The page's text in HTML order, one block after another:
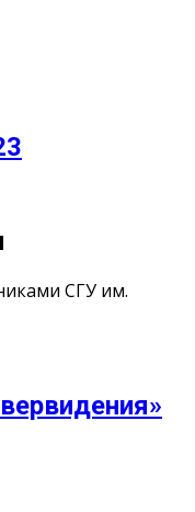
СГУ им.